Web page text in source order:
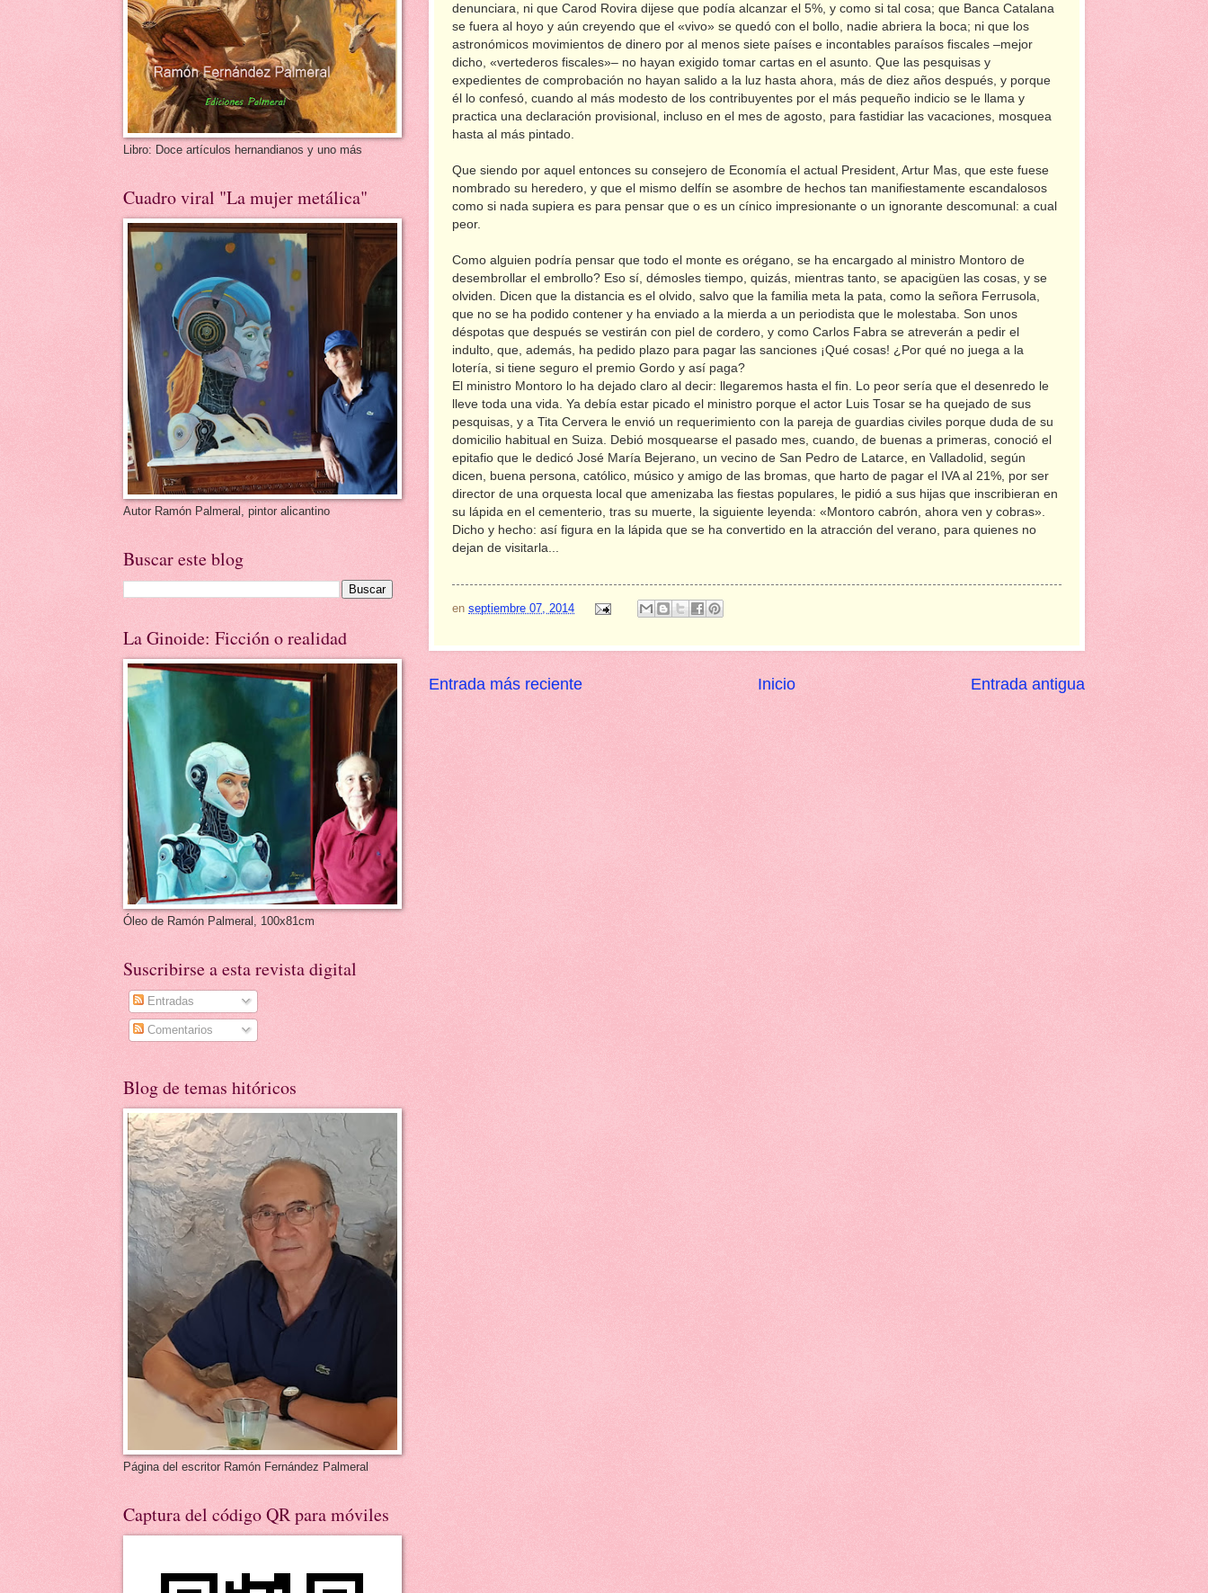
denunciara, ni que Carod Rovira dijese que podía alcanzar el 5%, y como si tal cosa; que Banca Catalana
se fuera al hoyo y aún creyendo que el «vivo» se quedó con el bollo, nadie abriera la boca; ni que los
astronómicos movimientos de dinero por al menos siete países e incontables paraísos fiscales –mejor
dicho, «vertederos fiscales»– no hayan exigido tomar cartas en el asunto. Que las pesquisas y
expedientes de comprobación no hayan salido a la luz hasta ahora, más de diez años después, y porque
él lo confesó, cuando al más modesto de los contribuyentes por el más pequeño indicio se le llama y
practica una declaración provisional, incluso en el mes de agosto, para fastidiar las vacaciones, mosquea
hasta al más pintado.
Que siendo por aquel entonces su consejero de Economía el actual President, Artur Mas, que este fuese
nombrado su heredero, y que el mismo delfín se asombre de hechos tan manifiestamente escandalosos
como si nada supiera es para pensar que o es un cínico impresionante o un ignorante descomunal: a cual
peor.
Como alguien podría pensar que todo el monte es orégano, se ha encargado al ministro Montoro de
desembrollar el embrollo? Eso sí, démosles tiempo, quizás, mientras tanto, se apacigüen las cosas, y se
olviden. Dicen que la distancia es el olvido, salvo que la familia meta la pata, como la señora Ferrusola,
que no se ha podido contener y ha enviado a la mierda a un periodista que le molestaba. Son unos
déspotas que después se vestirán con piel de cordero, y como Carlos Fabra se atreverán a pedir el
indulto, que, además, ha pedido plazo para pagar las sanciones ¡Qué cosas! ¿Por qué no juega a la
lotería, si tiene seguro el premio Gordo y así paga?
El ministro Montoro lo ha dejado claro al decir: llegaremos hasta el fin. Lo peor sería que el desenredo le
lleve toda una vida. Ya debía estar picado el ministro porque el actor Luis Tosar se ha quejado de sus
pesquisas, y a Tita Cervera le envió un requerimiento con la pareja de guardias civiles porque duda de su
domicilio habitual en Suiza. Debió mosquearse el pasado mes, cuando, de buenas a primeras, conoció el
epitafio que le dedicó José María Bejerano, un vecino de San Pedro de Latarce, en Valladolid, según
dicen, buena persona, católico, músico y amigo de las bromas, que harto de pagar el IVA al 21%, por ser
director de una orquesta local que amenizaba las fiestas populares, le pidió a sus hijas que inscribieran en
su lápida en el cementerio, tras su muerte, la siguiente leyenda: «Montoro cabrón, ahora ven y cobras».
Dicho y hecho: así figura en la lápida que se ha convertido en la atracción del verano, para quienes no
dejan de visitarla...
en septiembre 07, 2014
Entrada más reciente Entrada antigua
Inicio
Libro: Doce artículos hernandianos y uno más
Cuadro viral "La mujer metálica"
Autor Ramón Palmeral, pintor alicantino
Buscar este blog
La Ginoide: Ficción o realidad
Óleo de Ramón Palmeral, 100x81cm
Suscribirse a esta revista digital
Entradas
Comentarios
Blog de temas hitóricos
Página del escritor Ramón Fernández Palmeral
Captura del código QR para móviles